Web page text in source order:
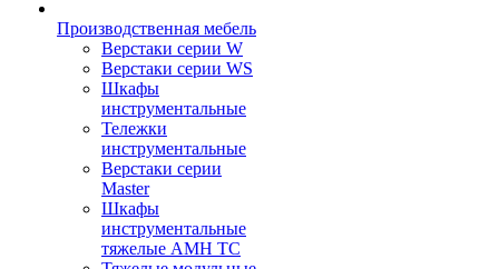
Производственная мебель
Верстаки серии W
Верстаки серии WS
Шкафы
инструментальные
Тележки
инструментальные
Верстаки серии
Master
Шкафы
инструментальные
тяжелые AMH TC